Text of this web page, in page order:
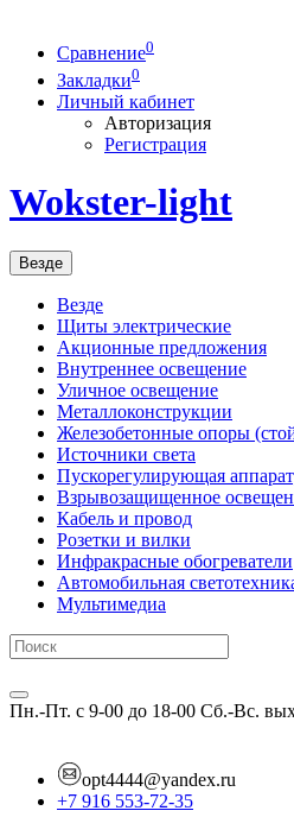
Сравнение0
Закладки0
Личный кабинет
Авторизация
Регистрация
Wokster-light
Везде
Везде
Щиты электрические
Акционные предложения
Внутреннее освещение
Уличное освещение
Металлоконструкции
Железобетонные опоры
Источники света
Пускорегулирующая
Взрывозащищенное
Кабель и провод
Розетки и вилки
Инфракрасные обогреватели
Автомобильная
Мультимедиа
Пн.-Пт. с 9-00 до 18-00 Сб.-Вс.
opt4444@yandex.ru
+7 916 553-72-35